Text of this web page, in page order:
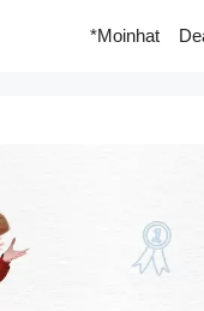
*Moinhat